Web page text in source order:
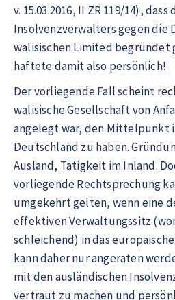
v. 15.03.2016, II ZR 119/14), dass
Insolvenzverwalters gegen die
walisischen Limited begründet
haftete damit also persönlich!
Der vorliegende Fall scheint
walisische Gesellschaft von
angelegt war, den Mittelpunkt
Deutschland zu haben.
Ausland, Tätigkeit im Inland.
vorliegende Rechtsprechung
umgekehrt gelten, wenn eine
effektiven Verwaltungssitz
schleichend) in das
kann daher nur angeraten
mit den ausländischen
vertraut zu machen und